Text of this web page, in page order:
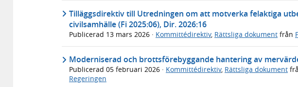
Tilläggsdirektiv till Utredningen om att motverka felaktiga
civilsamhälle (Fi 2025:06), Dir. 2026:16
Publicerad 13 mars 2026 · Kommittédirektiv, Rättsliga dokument från
Moderniserad och brottsförebyggande hantering av
Publicerad 05 februari 2026 · Kommittédirektiv, Rättsliga dokument
Regeringen